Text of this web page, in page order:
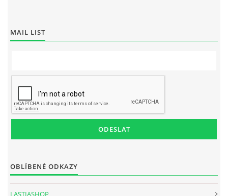
MAIL LIST
OBLÍBENÉ ODKAZY
LASTIASHOP